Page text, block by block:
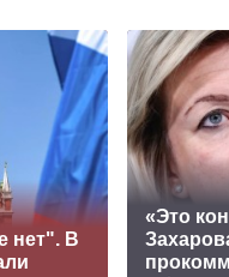
нет". В
«Это